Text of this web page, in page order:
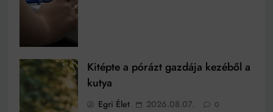
Kitépte a pórázt gazdája kezéből a
kutya
Egri Élet 2026.08.07. 0